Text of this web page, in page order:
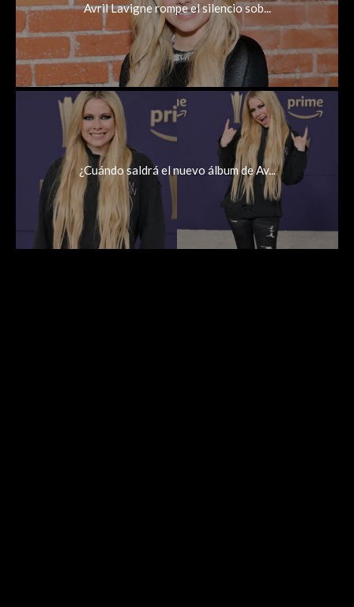
Avril Lavigne rompe el silencio sob...
¿Cuándo saldrá el nuevo álbum de Av...